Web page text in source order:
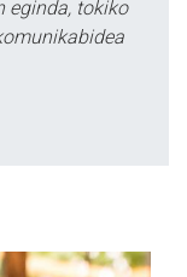
eginda, tokiko